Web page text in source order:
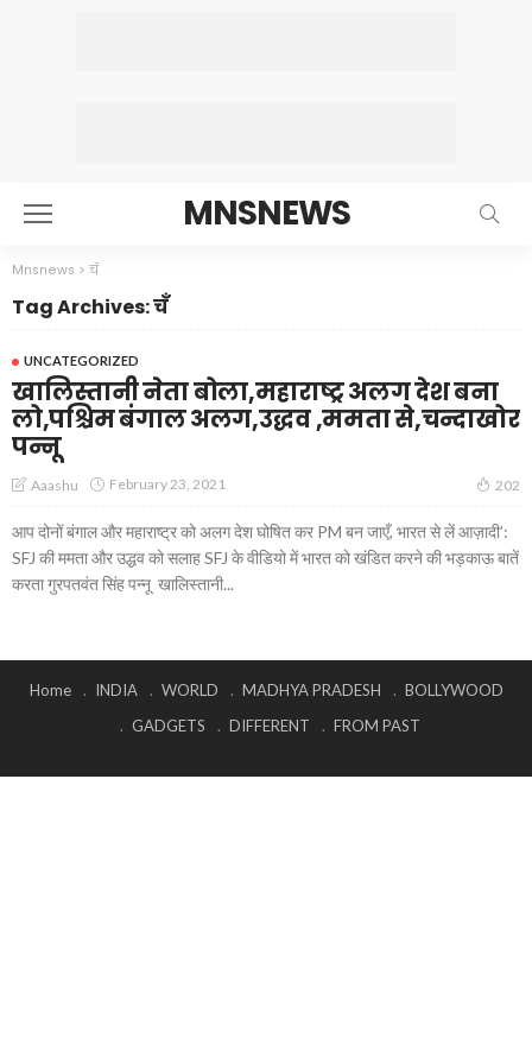
MNSNEWS
Mnsnews > चँ
Tag Archives: चँ
UNCATEGORIZED
खालिस्तानी नेता बोला,महाराष्ट्र अलग देश बना
लो,पश्चिम बंगाल अलग,उद्धव ,ममता से,चन्दाखोर
पन्नू
Aaashu February 23, 2021 202
आप दोनों बंगाल और महाराष्ट्र को अलग देश घोषित कर PM बन जाएँ, भारत से लें आज़ादी’:
SFJ की ममता और उद्धव को सलाह SFJ के वीडियो में भारत को खंडित करने की भड़काऊ बातें
करता गुरपतवंत सिंह पन्नू खालिस्तानी...
Home INDIA WORLD MADHYA PRADESH
BOLLYWOOD
GADGETS
DIFFERENT FROM PAST